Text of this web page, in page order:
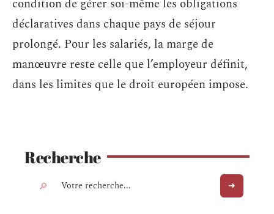
condition de gérer soi-même les obligations
déclaratives dans chaque pays de séjour
prolongé. Pour les salariés, la marge de
manœuvre reste celle que l’employeur définit,
dans les limites que le droit européen impose.
Recherche